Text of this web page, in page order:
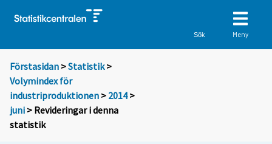
Sök Meny
Förstasidan >Statistik >
Volymindex för
industriproduktionen > 2014>
juni > Revideringar i denna
statistik